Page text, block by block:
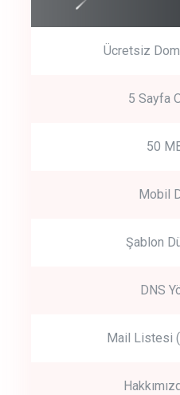
Ücretsiz
5 Sayfa
50
Mobil
Şablon
DNS
Mail Listesi